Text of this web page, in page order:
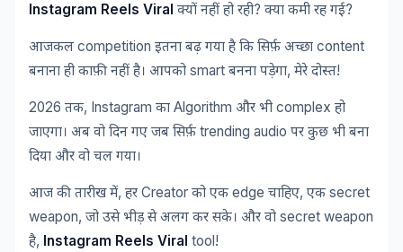
Instagram Reels Viral क्यों नहीं हो रही? क्या कमी रह गई?
आजकल competition इतना बढ़ गया है कि सिर्फ़ अच्छा content
बनाना ही काफ़ी नहीं है। आपको smart बनना पड़ेगा, मेरे दोस्त!
2026 तक, Instagram का Algorithm और भी complex हो
जाएगा। अब वो दिन गए जब सिर्फ़ trending audio पर कुछ भी बना
दिया और वो चल गया।
आज की तारीख में, हर Creator को एक edge चाहिए, एक secret
weapon, जो उसे भीड़ से अलग कर सके। और वो secret weapon
है, Instagram Reels Viral tool!